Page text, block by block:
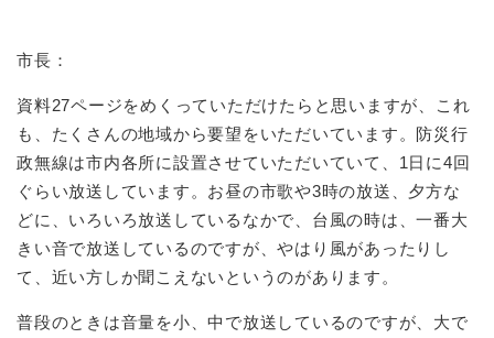
市長：
資料27ページをめくっていただけたらと思いますが、これ
も、たくさんの地域から要望をいただいています。防災行
政無線は市内各所に設置させていただいていて、1日に4回
ぐらい放送しています。お昼の市歌や3時の放送、夕方な
どに、いろいろ放送しているなかで、台風の時は、一番大
きい音で放送しているのですが、やはり風があったりし
て、近い方しか聞こえないというのがあります。
普段のときは音量を小、中で放送しているのですが、大で